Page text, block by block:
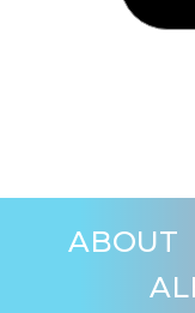
ABOUT